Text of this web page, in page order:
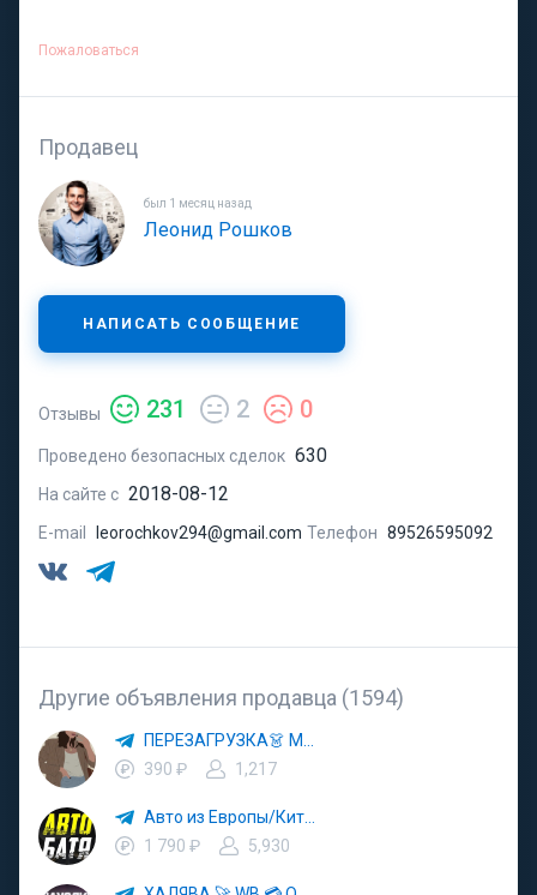
Пожаловаться
Продавец
был 1 месяц назад
Леонид Рошков
НАПИСАТЬ СООБЩЕНИЕ
Отзывы 231 2 0
Проведено безопасных сделок 630
На сайте с 2018-08-12
E-mail leorochkov294@gmail.com Телефон 89526595092
Другие объявления продавца (1594)
390 ₽
1,217
1 790 ₽
5,930